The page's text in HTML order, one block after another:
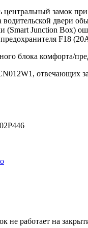
центральный замок
двери
(Smart Junction Box)
F18
блока комфорта/
отвечающих
не работает на